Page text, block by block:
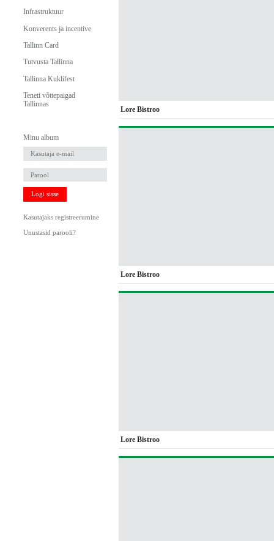
Infrastruktuur
Konverents ja incentive
Tallinn Card
Tutvusta Tallinna
Tallinna Kuklifest
Teneti võttepaigad
Tallinnas
Minu album
Logi sisse
Kasutajaks registreerumine
Unustasid parooli?
Lore Bistroo
Lore Bistroo
Lore Bistroo